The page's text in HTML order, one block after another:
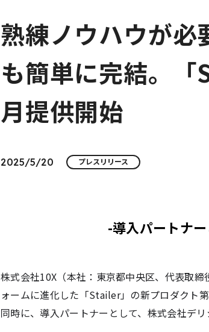
熟練ノウハウが必
も簡単に完結。
月提供開始
2025/5/20 プレスリリース
-導入パートナ
株式会社10X（本社：東京都中央区、代表取
ォームに進化した「Stailer」の新プロダクト
同時に、導入パートナーとして、株式会社デ